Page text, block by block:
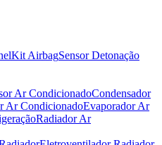
Kit AirbagSensor Detonação
Ar CondicionadoCondensador
Ar CondicionadoEvaporador Ar
Radiador Ar